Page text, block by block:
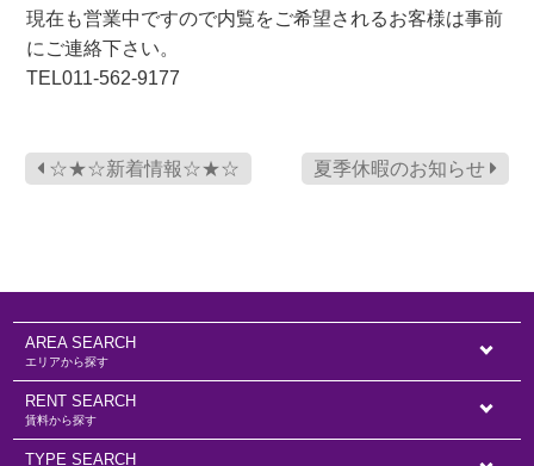
現在も営業中ですので内覧をご希望されるお客様は事前
にご連絡下さい。
TEL011-562-9177
☆★☆新着情報☆★☆ 夏季休暇のお知らせ
エリアから探す
AREA SEARCH
賃料から探す
RENT SEARCH
TYPE SEARCH